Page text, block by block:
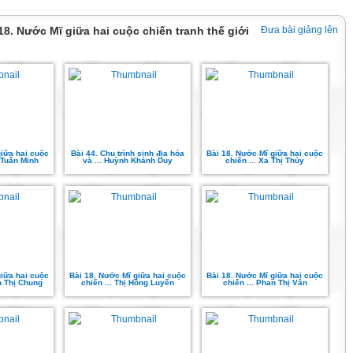
Đưa bài giảng lên
Nước Mĩ giữa hai cuộc chiến tranh thế giới
hai cuộc
Minh
Bài 44. Chu trình sinh địa hóa
và ... Huỳnh Khánh Duy
Bài 18. Nước Mĩ giữa hai cuộc
chiến ... Xa Thị Thủy
hai cuộc
Thị Chung
Bài 18. Nước Mĩ giữa hai cuộc
chiến ... Thị Hồng Luyến
Bài 18. Nước Mĩ giữa hai cuộc
chiến ... Phan Thị Vân